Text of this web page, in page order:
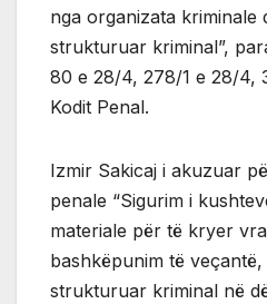
nga organizata kriminale
strukturuar kriminal”,
80 e 28/4, 278/1 e 28/4,
Kodit Penal.
Izmir Sakicaj i akuzuar
penale “Sigurim i
materiale për të kryer
bashkëpunim të
strukturuar kriminal në